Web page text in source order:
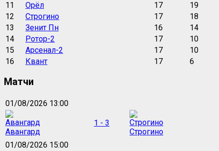
11
Орёл 17
19
12
Строгино 17
18
13
Зенит Пн 16
14
14
Ротор-2 17
10
15
Арсенал-2 17
10
16
Квант 17 6
Матчи
01/08/2026 13:00
Авангард
1 - 3
Строгино
01/08/2026 15:00